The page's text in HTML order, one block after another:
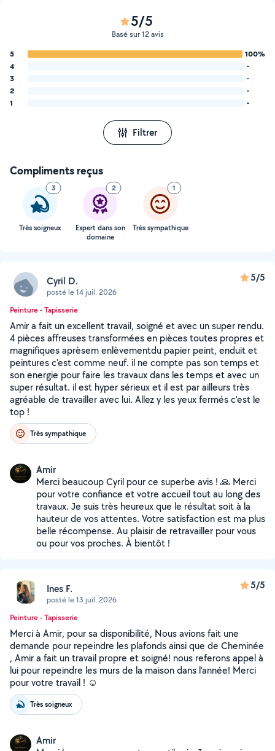
5/5
Basé sur 12 avis
5
100%
4
-
3
-
2
-
1
-
Filtrer
Compliments reçus
3
Très soigneux
2
Expert dans son
domaine
1
Très sympathique
Cyril D.
posté le 14 juil. 2026
5/5
Peinture - Tapisserie
Amir a fait un excellent travail, soigné et avec un super rendu.
4 pièces affreuses transformées en pièces toutes propres et
magnifiques aprèsem enlèvementdu papier peint, enduit et
peintures c'est comme neuf. il ne compte pas son temps et
son energie pour faire les travaux dans les temps et avec un
super résultat. il est hyper sérieux et il est par ailleurs très
agréable de travailler avec lui. Allez y les yeux fermés c'est le
top !
Très sympathique
Amir
Merci beaucoup Cyril pour ce superbe avis ! 🙏 Merci
pour votre confiance et votre accueil tout au long des
travaux. Je suis très heureux que le résultat soit à la
hauteur de vos attentes. Votre satisfaction est ma plus
belle récompense. Au plaisir de retravailler pour vous
ou pour vos proches. À bientôt !
Ines F.
posté le 13 juil. 2026
5/5
Peinture - Tapisserie
Merci à Amir, pour sa disponibilité, Nous avions fait une
demande pour repeindre les plafonds ainsi que de Cheminée
, Amir a fait un travail propre et soigné! nous referons appel à
lui pour repeindre les murs de la maison dans l’année! Merci
pour votre travail ! ☺️
Très soigneux
Amir